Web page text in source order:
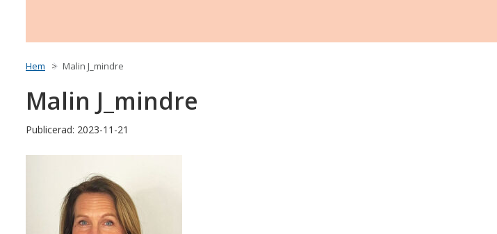
Hem Malin J_mindre
Malin J_mindre
Publicerad: 2023-11-21